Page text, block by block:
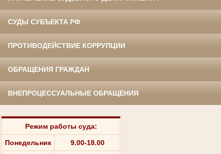
СУДЫ СУБЪЕКТА РФ
ПРОТИВОДЕЙСТВИЕ КОРРУПЦИИ
ОБРАЩЕНИЯ ГРАЖДАН
ВНЕПРОЦЕССУАЛЬНЫЕ ОБРАЩЕНИЯ
Режим работы суда:
Понедельник 9.00-18.00